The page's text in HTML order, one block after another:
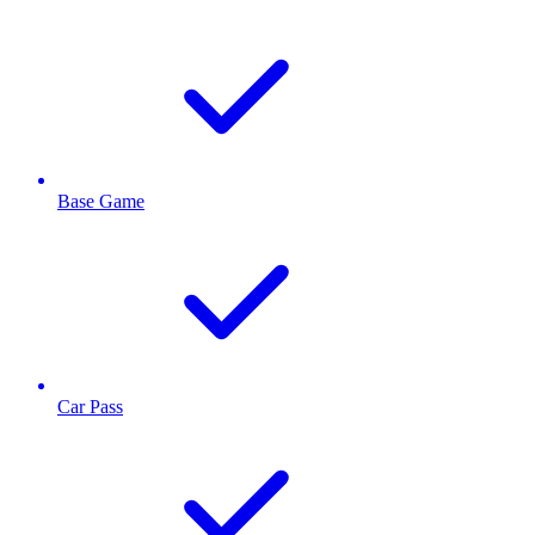
Base Game
Car Pass